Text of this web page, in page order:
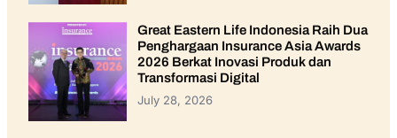
Great Eastern Life Indonesia Raih Dua
Penghargaan Insurance Asia Awards
2026 Berkat Inovasi Produk dan
Transformasi Digital
July 28, 2026